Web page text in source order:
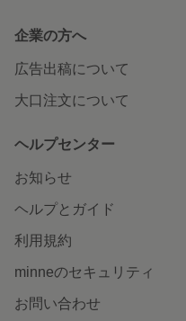
企業の方へ
広告出稿について
大口注文について
ヘルプセンター
お知らせ
ヘルプとガイド
利用規約
minneのセキュリティ
お問い合わせ